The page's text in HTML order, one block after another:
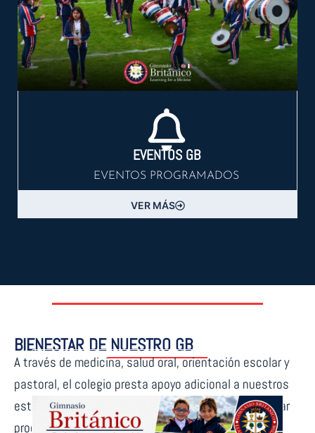
EVENTOS GB
EVENTOS PROGRAMADOS
VER MÁS
BIENESTAR DE NUESTRO GB
A través de medicina, salud oral, orientación escolar y
pastoral, el colegio presta apoyo adicional a nuestros
estudiantes con el propósito de impulsar y desarrollar
procesos y estrategias de formación, promoción y